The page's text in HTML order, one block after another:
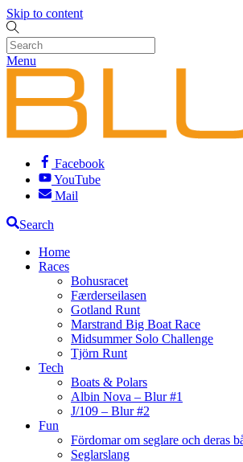
Skip to content
Menu
Facebook
YouTube
Mail
Search
Home
Races
Bohusracet
Færderseilasen
Gotland Runt
Marstrand Big Boat Race
Midsummer Solo Challenge
Tjörn Runt
Tech
Boats & Polars
Albin Nova – Blur #1
J/109 – Blur #2
Fun
Fördomar om seglare och deras
Seglarslang